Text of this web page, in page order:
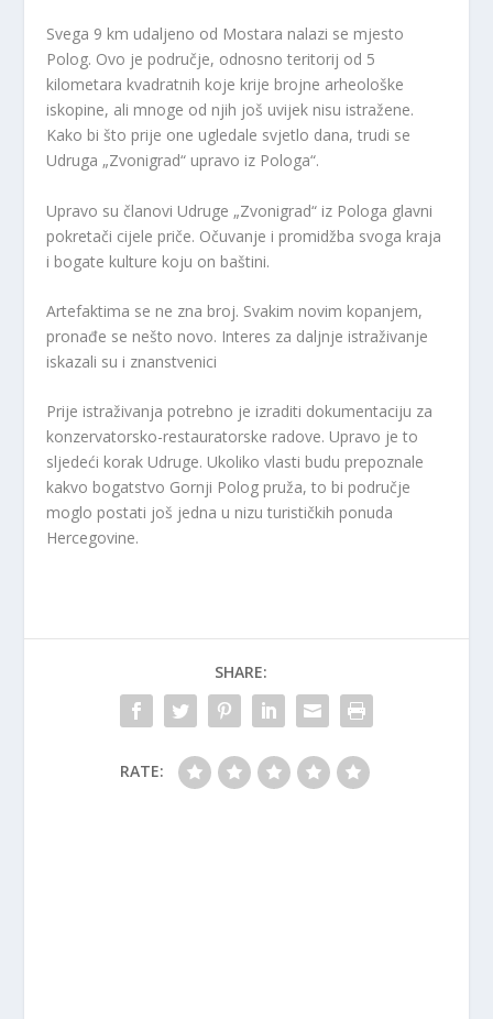
Svega 9 km udaljeno od Mostara nalazi se mjesto
Polog. Ovo je područje, odnosno teritorij od 5
kilometara kvadratnih koje krije brojne arheološke
iskopine, ali mnoge od njih još uvijek nisu istražene.
Kako bi što prije one ugledale svjetlo dana, trudi se
Udruga „Zvonigrad“ upravo iz Pologa“.
Upravo su članovi Udruge „Zvonigrad“ iz Pologa glavni
pokretači cijele priče. Očuvanje i promidžba svoga kraja
i bogate kulture koju on baštini.
Artefaktima se ne zna broj. Svakim novim kopanjem,
pronađe se nešto novo. Interes za daljnje istraživanje
iskazali su i znanstvenici
Prije istraživanja potrebno je izraditi dokumentaciju za
konzervatorsko-restauratorske radove. Upravo je to
sljedeći korak Udruge. Ukoliko vlasti budu prepoznale
kakvo bogatstvo Gornji Polog pruža, to bi područje
moglo postati još jedna u nizu turističkih ponuda
Hercegovine.
SHARE:
RATE: